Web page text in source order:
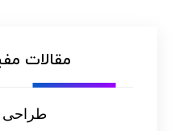
مقالات